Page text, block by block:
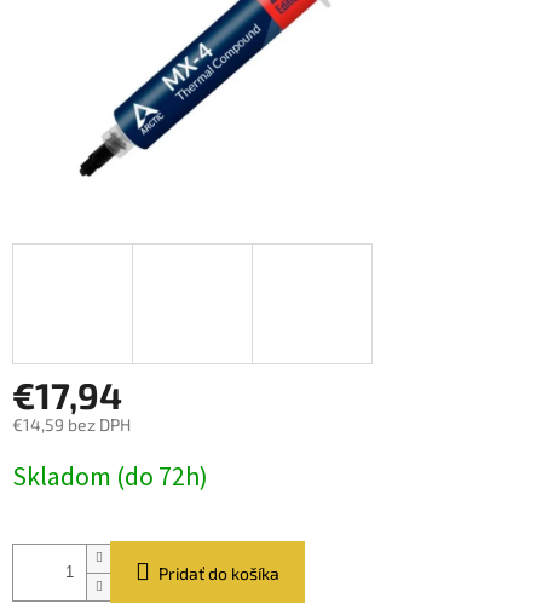
€17,94
€14,59 bez DPH
cena:
Skladom (do 72h)
Pridať do košíka